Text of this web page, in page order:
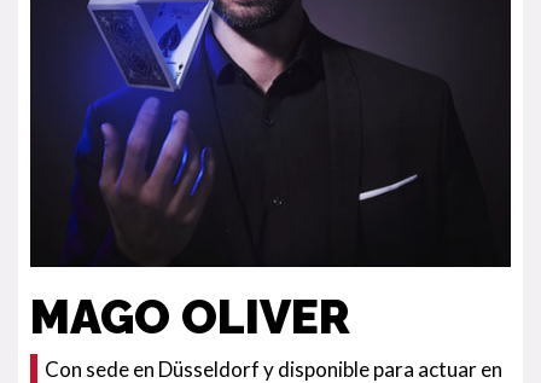
MAGO OLIVER
Con sede en Düsseldorf y disponible para actuar en